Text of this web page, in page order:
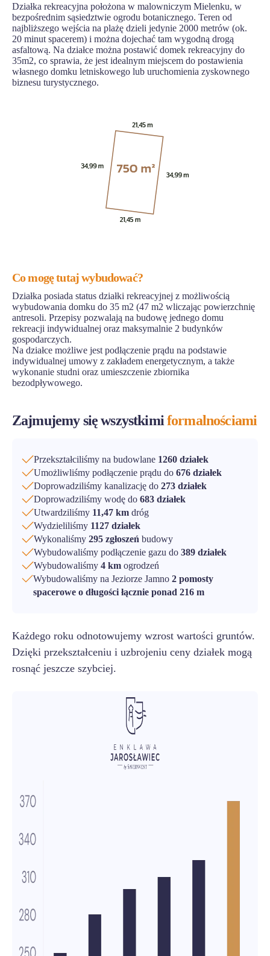
Działka rekreacyjna położona w malowniczym Mielenku, w
bezpośrednim sąsiedztwie ogrodu botanicznego. Teren od
najbliższego wejścia na plażę dzieli jedynie 2000 metrów (ok.
20 minut spacerem) i można dojechać tam wygodną drogą
asfaltową. Na działce można postawić domek rekreacyjny do
35m2, co sprawia, że jest idealnym miejscem do postawienia
własnego domku letniskowego lub uruchomienia zyskownego
biznesu turystycznego.
Co mogę tutaj wybudować?
Działka posiada status działki rekreacyjnej z możliwością
wybudowania domku do 35 m2 (47 m2 wliczając powierzchnię
antresoli. Przepisy pozwalają na budowę jednego domu
rekreacji indywidualnej oraz maksymalnie 2 budynków
gospodarczych.
Na działce możliwe jest podłączenie prądu na podstawie
indywidualnej umowy z zakładem energetycznym, a także
wykonanie studni oraz umieszczenie zbiornika
bezodpływowego.
Zajmujemy się wszystkimiformalnościami
Przekształciliśmy na budowlane 1260 działek
Umożliwliśmy podłączenie prądu do 676 działek
Doprowadziliśmy kanalizację do 273 działek
Doprowadziliśmy wodę do 683 działek
Utwardziliśmy 11,47 km dróg
Wydzieliliśmy 1127 działek
Wykonaliśmy 295 zgłoszeń budowy
Wybudowaliśmy podłączenie gazu do 389 działek
Wybudowaliśmy 4 km ogrodzeń
Wybudowaliśmy na Jeziorze Jamno 2 pomosty
spacerowe o długości łącznie ponad 216 m
Każdego roku odnotowujemy wzrost wartości gruntów.
Dzięki przekształceniu i uzbrojeniu ceny działek mogą
rosnąć jeszcze szybciej.